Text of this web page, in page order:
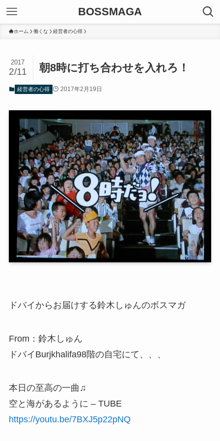
BOSSMAGA
ホーム 働くな 経営者の心得
朝8時に打ち合わせを入れろ！
2017
2/11
経営者の心得 2017年2月19日
ドバイからお届けする鈴木しゅんのボスマガ
From：鈴木しゅん
ドバイBurjkhalifa98階の自宅にて、、、
本日の至高の一曲♫
空と海があるように – TUBE
https://youtu.be/7BXJ5p22pNQ